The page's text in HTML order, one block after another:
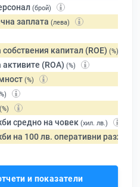
(брой)
заплата (лева)
капитал (ROE) (%)
(ROA) (%)
(%)
(%)
средно на човек (хил. лв.)
на 100 лв. оперативни разходи
и показатели